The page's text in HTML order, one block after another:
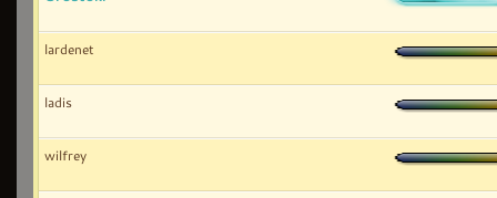
lardenet
ladis
wilfrey